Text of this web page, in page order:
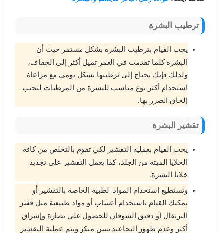
ترطيب البشرة
يجب القيام بترطيب البشرة بشكل مستمر حيث أن
البشرة كلما تقدمت في العمر تميل أكثر إلى الجفاف،
ولذلك فإنك تحتاج إلى ترطيبها بشكل يومي مع مراعاة
استخدام أكثر نوع مناسب للبشرة من المرطبات لتجنب
إلحاق الضرر بها.
تقشير البشرة
يجب القيام بعملية التقشير لكي تقوم بالتخلص من كافة
الخلايا الميتة من الجلد، كما يعمل التقشير على تجديد
خلايا البشرة.
وتستطيع استخدام المواد الطبية الخاصة بالتقشير أو
يمكنك القيام باستخدام أعشاب أو مواد طبيعية مثل قشر
البرتقال أو دقيق الشوفان للحصول على نضارة وإشراق
أكثر وعدم ظهور التجاعيد بسن مبكر وتتم عملية التقشير